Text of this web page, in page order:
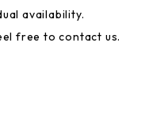
availability.
free to contact us.